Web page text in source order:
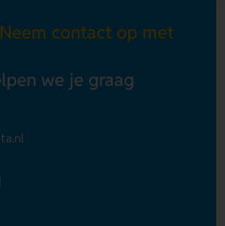
contact op met
we je graag